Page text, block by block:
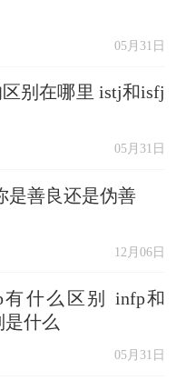
05月31日
别在哪里 istj和isfj
05月31日
是善良还是伪善
12月06日
有什么区别 infp和
是什么
05月31日